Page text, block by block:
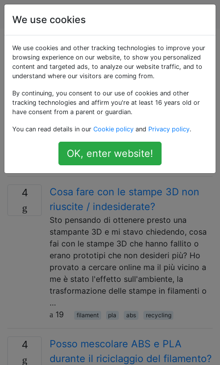
Stampa 3D
Domande taggate
«recycling»
2
Come riciclare il materiale del
filamento dalle parti stampate?
È possibile riutilizzare materiale in filamenti
quali sono le tecniche per riformarlo?
27
filament-production
4
Cosa fare con le stampe 3D non
riuscite / indesiderate?
Sto pensando di ottenere presto una
stampante 3D e mi stavo chiedendo, cosa
fai con le stampe 3D che hanno fallito o
erano prototipi che non desideri più? Ho
provato a cercare online ma il più vicino a
me è stato l'effetto sull'ambiente, la
trasformazione delle stampe in filamenti o
…
19
filament pla abs recycling
4
Posso mescolare ABS e PLA
durante il riciclaggio del filamento?
We use cookies
We use cookies and other tracking technologies to improve your
browsing experience on our website, to show you personalized
content and targeted ads, to analyze our website traffic, and to
understand where our visitors are coming from.
By continuing, you consent to our use of cookies and other
tracking technologies and affirm you're at least 16 years old or
have consent from a parent or guardian.
You can read details in our Cookie policy and Privacy policy.
OK, enter website!